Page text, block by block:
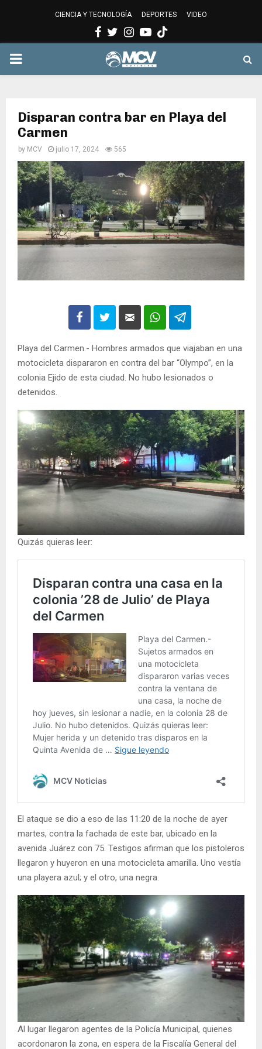
CIENCIA Y TECNOLOGÍA DEPORTES VIDEO
Facebook
Twitter
Instagram
Youtube
PRIMARY
Disparan contra bar en Playa del
Carmen
by MCV julio 17, 2024 565
Playa del Carmen.- Hombres armados que viajaban en una
motocicleta dispararon en contra del bar “Olympo”, en la
colonia Ejido de esta ciudad. No hubo lesionados o
detenidos.
Quizás quieras leer:
El ataque se dio a eso de las 11:20 de la noche de ayer
martes, contra la fachada de este bar, ubicado en la
avenida Juárez con 75. Testigos afirman que los pistoleros
llegaron y huyeron en una motocicleta amarilla. Uno vestía
una playera azul; y el otro, una negra.
Al lugar llegaron agentes de la Policía Municipal, quienes
acordonaron la zona, en espera de la Fiscalía General del